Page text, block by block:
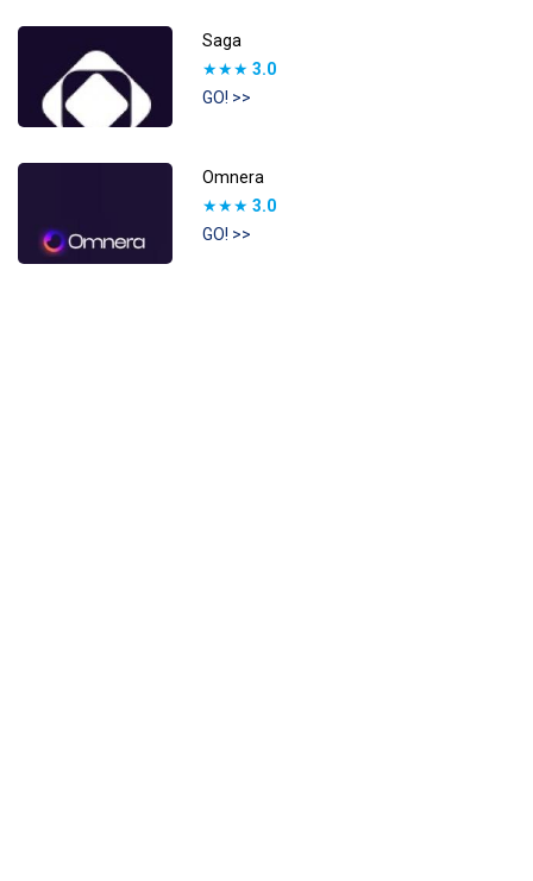
Saga
★★★ 3.0
GO! >>
Omnera
★★★ 3.0
GO! >>